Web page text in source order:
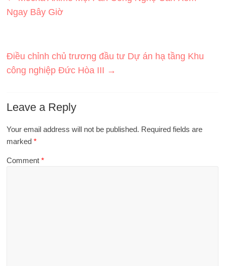
Ngay Bây Giờ
Điều chỉnh chủ trương đầu tư Dự án hạ tầng Khu
công nghiệp Đức Hòa III →
Leave a Reply
Your email address will not be published. Required fields are
marked*
Comment*